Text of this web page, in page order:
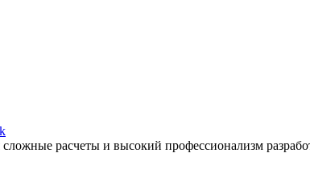
расчеты и высокий профессионализм